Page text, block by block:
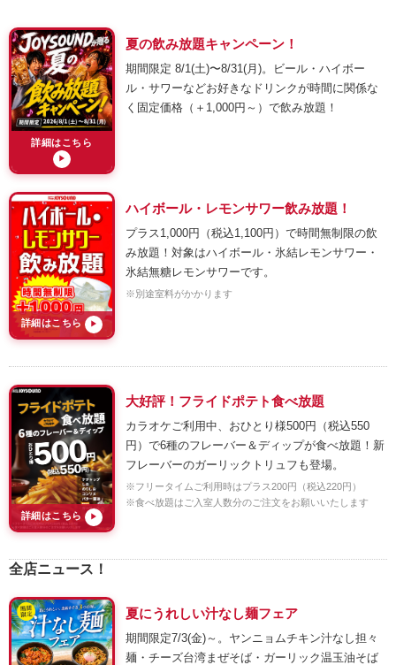
詳細はこちら
▶
夏の飲み放題キャンペーン！
期間限定 8/1(土)〜8/31(月)。ビール・ハイボー
ル・サワーなどお好きなドリンクが時間に関係な
く固定価格（＋1,000円～）で飲み放題！
詳細はこちら ▶
ハイボール・レモンサワー飲み放題！
プラス1,000円（税込1,100円）で時間無制限の飲
み放題！対象はハイボール・氷結レモンサワー・
氷結無糖レモンサワーです。
※別途室料がかかります
詳細はこちら ▶
大好評！フライドポテト食べ放題
カラオケご利用中、おひとり様500円（税込550
円）で6種のフレーバー＆ディップが食べ放題！新
フレーバーのガーリックトリュフも登場。
※フリータイムご利用時はプラス200円（税込220円）
※食べ放題はご入室人数分のご注文をお願いいたします
全店ニュース！
夏にうれしい汁なし麺フェア
期間限定7/3(金)～。ヤンニョムチキン汁なし担々
麺・チーズ台湾まぜそば・ガーリック温玉油そば